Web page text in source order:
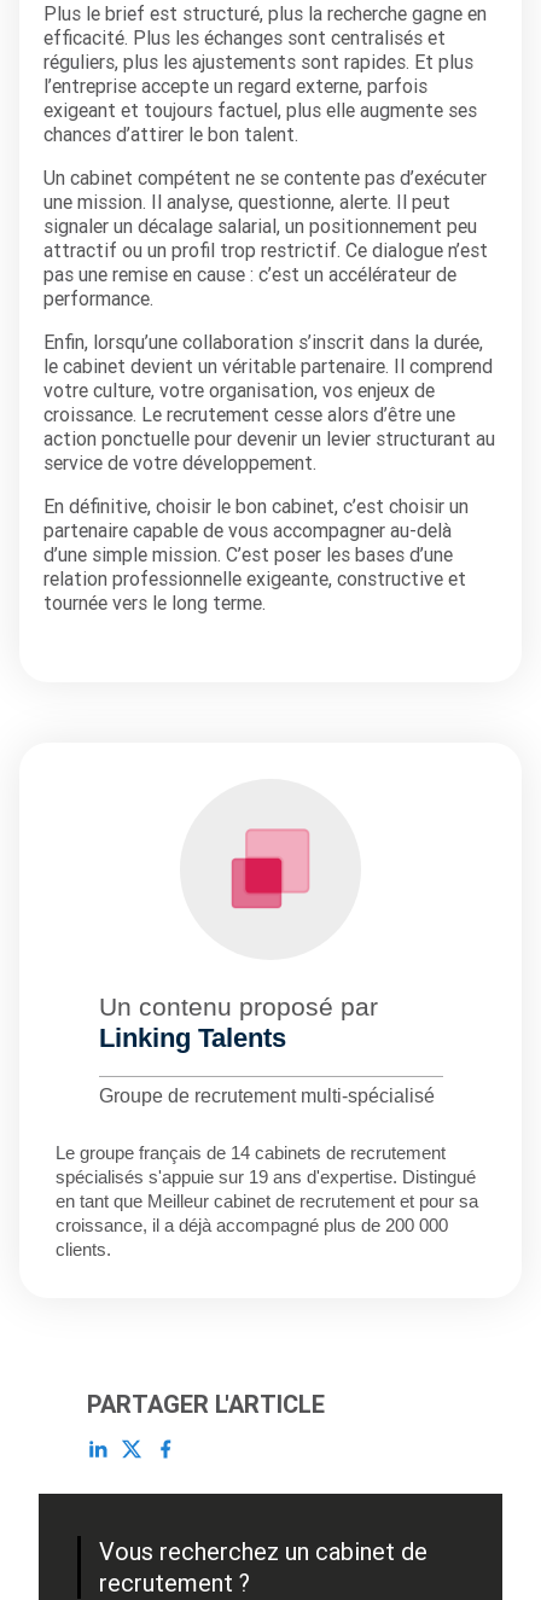
Plus le brief est structuré, plus la recherche gagne en
efficacité. Plus les échanges sont centralisés et
réguliers, plus les ajustements sont rapides. Et plus
l’entreprise accepte un regard externe, parfois
exigeant et toujours factuel, plus elle augmente ses
chances d’attirer le bon talent.
Un cabinet compétent ne se contente pas d’exécuter
une mission. Il analyse, questionne, alerte. Il peut
signaler un décalage salarial, un positionnement peu
attractif ou un profil trop restrictif. Ce dialogue n’est
pas une remise en cause : c’est un accélérateur de
performance.
Enfin, lorsqu’une collaboration s’inscrit dans la durée,
le cabinet devient un véritable partenaire. Il comprend
votre culture, votre organisation, vos enjeux de
croissance. Le recrutement cesse alors d’être une
action ponctuelle pour devenir un levier structurant au
service de votre développement.
En définitive, choisir le bon cabinet, c’est choisir un
partenaire capable de vous accompagner au-delà
d’une simple mission. C’est poser les bases d’une
relation professionnelle exigeante, constructive et
tournée vers le long terme.
Un contenu proposé par
Linking Talents
Groupe de recrutement multi-spécialisé
Le groupe français de 14 cabinets de recrutement
spécialisés s'appuie sur 19 ans d'expertise. Distingué
en tant que Meilleur cabinet de recrutement et pour sa
croissance, il a déjà accompagné plus de 200 000
clients.
PARTAGER L'ARTICLE
Vous recherchez un cabinet de
recrutement ?